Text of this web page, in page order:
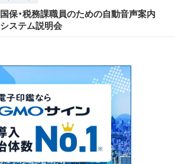
国保・税務課職員のための自動音声案内
システム説明会